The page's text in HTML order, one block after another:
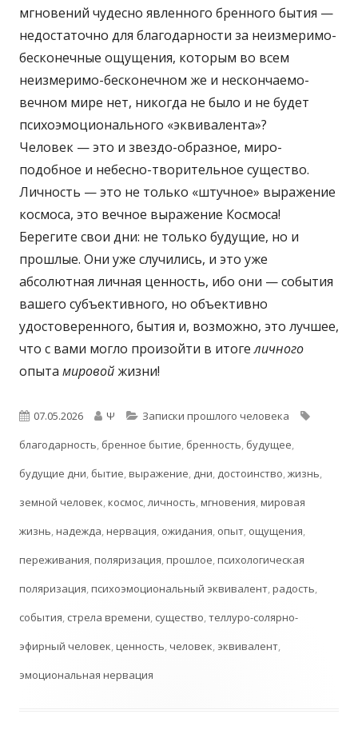
мгновений чудесно явленного бренного бытия —
недостаточно для благодарности за неизмеримо-
бесконечные ощущения, которым во всем
неизмеримо-бесконечном же и нескончаемо-
вечном мире нет, никогда не было и не будет
психоэмоционального «эквивалента»?
Человек — это и звездо-образное, миро-
подобное и небесно-творительное существо.
Личность — это не только «штучное» выражение
космоса, это вечное выражение Космоса!
Берегите свои дни: не только будущие, но и
прошлые. Они уже случились, и это уже
абсолютная личная ценность, ибо они — события
вашего субъективного, но объективно
удостоверенного, бытия и, возможно, это лучшее,
что с вами могло произойти в итогеличного
опыта мировойжизни!
Опубликовано
07.05.2026 Автор
Ψ Рубрики
Записки прошлого человека
благодарность, бренное бытие, бренность, будущее,
будущие дни, бытие,выражение, дни, достоинство,жизнь,
земной человек,космос,личность,мгновения,мировая
жизнь,надежда,нервация, ожидания, опыт, ощущения,
переживания,поляризация,прошлое,психологическая
поляризация,психоэмоциональный эквивалент,радость,
события, стрела времени, существо,теллуро-солярно-
эфирный человек,ценность,человек, эквивалент,
эмоциональная нервация